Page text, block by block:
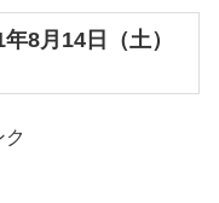
8月14日（土）